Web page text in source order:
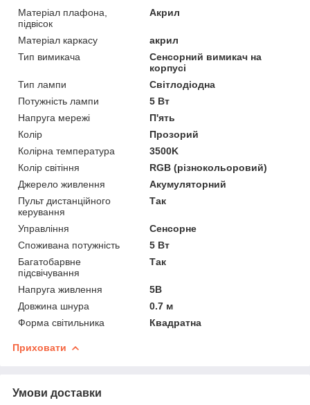
Матеріал плафона,
підвісок
Акрил
Матеріал каркасу
акрил
Тип вимикача
Сенсорний вимикач на
корпусі
Тип лампи
Світлодіодна
Потужність лампи
5 Вт
Напруга мережі
П'ять
Колір
Прозорий
Колірна температура
3500K
Колір світіння
RGB (різнокольоровий)
Джерело живлення
Акумуляторний
Пульт дистанційного
керування
Так
Управління
Сенсорне
Споживана потужність
5 Вт
Багатобарвне
підсвічування
Так
Напруга живлення
5В
Довжина шнура
0.7 м
Форма світильника
Квадратна
Приховати
Умови доставки